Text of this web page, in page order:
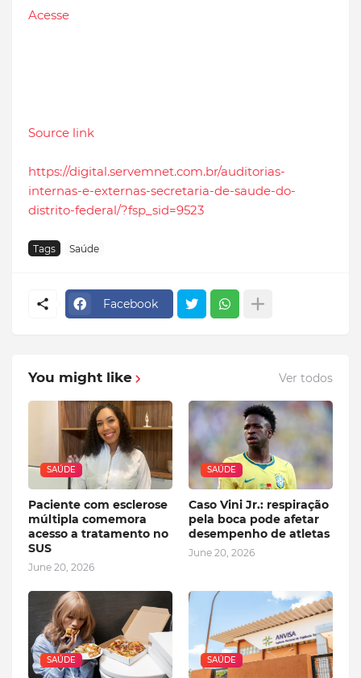
Acesse
Source link
https://digital.servemnet.com.br/auditorias-
internas-e-externas-secretaria-de-saude-do-
distrito-federal/?fsp_sid=9523
Tags Saúde
Facebook
You might like Ver todos
SAÚDE
Paciente com esclerose
múltipla comemora
acesso a tratamento no
SUS
June 20, 2026
SAÚDE
Caso Vini Jr.: respiração
pela boca pode afetar
desempenho de atletas
June 20, 2026
SAÚDE SAÚDE